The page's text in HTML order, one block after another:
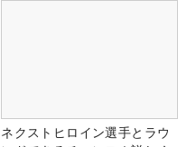
ネクストヒロイン選手とラウ